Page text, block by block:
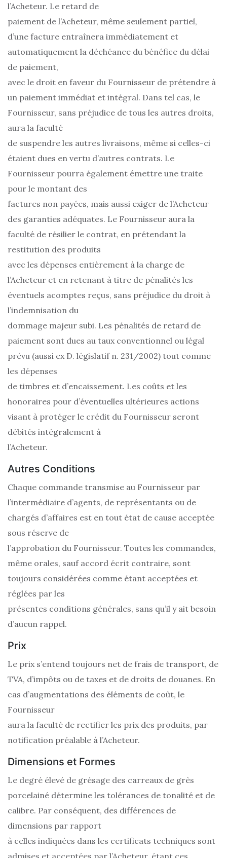
l’Acheteur. Le retard de
paiement de l’Acheteur, même seulement partiel,
d’une facture entraînera immédiatement et
automatiquement la déchéance du bénéfice du délai
de paiement,
avec le droit en faveur du Fournisseur de prétendre à
un paiement immédiat et intégral. Dans tel cas, le
Fournisseur, sans préjudice de tous les autres droits,
aura la faculté
de suspendre les autres livraisons, même si celles-ci
étaient dues en vertu d’autres contrats. Le
Fournisseur pourra également émettre une traite
pour le montant des
factures non payées, mais aussi exiger de l’Acheteur
des garanties adéquates. Le Fournisseur aura la
faculté de résilier le contrat, en prétendant la
restitution des produits
avec les dépenses entièrement à la charge de
l’Acheteur et en retenant à titre de pénalités les
éventuels acomptes reçus, sans préjudice du droit à
l’indemnisation du
dommage majeur subi. Les pénalités de retard de
paiement sont dues au taux conventionnel ou légal
prévu (aussi ex D. législatif n. 231/2002) tout comme
les dépenses
de timbres et d’encaissement. Les coûts et les
honoraires pour d’éventuelles ultérieures actions
visant à protéger le crédit du Fournisseur seront
débités intégralement à
l’Acheteur.
Autres Conditions
Chaque commande transmise au Fournisseur par
l’intermédiaire d’agents, de représentants ou de
chargés d’affaires est en tout état de cause acceptée
sous réserve de
l’approbation du Fournisseur. Toutes les commandes,
même orales, sauf accord écrit contraire, sont
toujours considérées comme étant acceptées et
réglées par les
présentes conditions générales, sans qu’il y ait besoin
d’aucun rappel.
Prix
Le prix s’entend toujours net de frais de transport, de
TVA, d’impôts ou de taxes et de droits de douanes. En
cas d’augmentations des éléments de coût, le
Fournisseur
aura la faculté de rectifier les prix des produits, par
notification préalable à l’Acheteur.
Dimensions et Formes
Le degré élevé de grésage des carreaux de grès
porcelainé détermine les tolérances de tonalité et de
calibre. Par conséquent, des différences de
dimensions par rapport
à celles indiquées dans les certificats techniques sont
admises et acceptées par l’Acheteur, étant ces